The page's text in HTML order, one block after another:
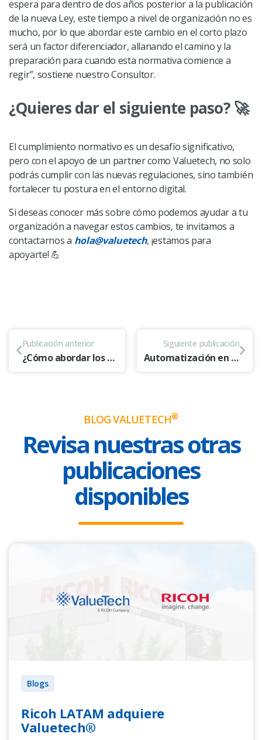
espera para dentro de dos años posterior a la publicación
de la nueva Ley, este tiempo a nivel de organización no es
mucho, por lo que abordar este cambio en el corto plazo
será un factor diferenciador, allanando el camino y la
preparación para cuando esta normativa comience a
regir”, sostiene nuestro Consultor.
¿Quieres dar el siguiente paso?🚀
El cumplimiento normativo es un desafío significativo,
pero con el apoyo de un partner como Valuetech, no solo
podrás cumplir con las nuevas regulaciones, sino también
fortalecer tu postura en el entorno digital.
Si deseas conocer más sobre cómo podemos ayudar a tu
organización a navegar estos cambios, te invitamos a
contactarnos a hola@valuetech, ¡estamos para
apoyarte! 💪
Publicación anterior
¿Cómo abordar los desafíos de la Ley Marco de Ciberseguridad en tu empresa? Tenemos una solución 💡
Siguiente publicación
Automatización en Comercio Exterior: Superando los Desafíos de Exportación 📦
BLOG VALUETECH®
Revisa nuestras otras
publicaciones
disponibles
Blogs
Ricoh LATAM adquiere
Valuetech®